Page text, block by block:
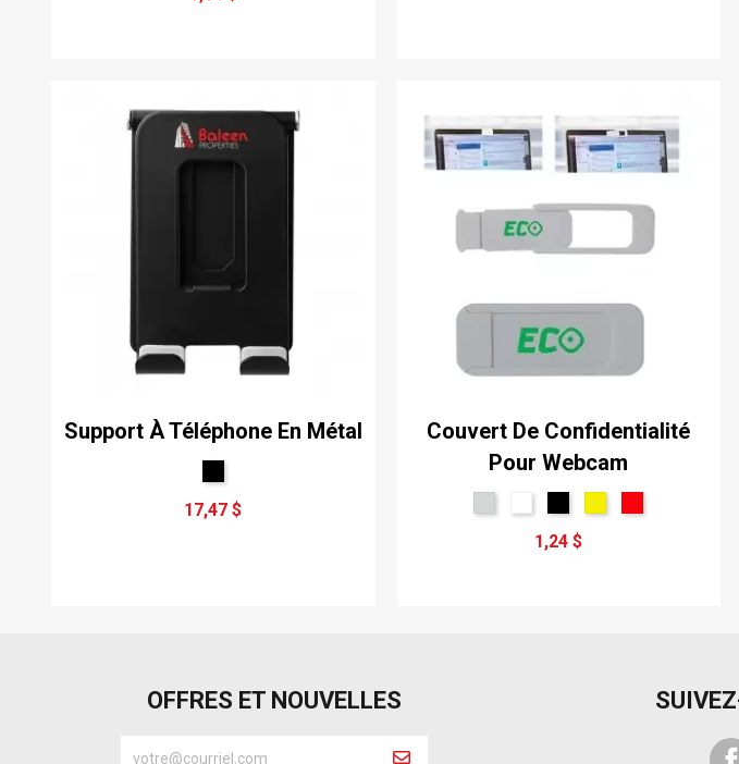
Support À Téléphone En Métal
17,47 $
Couvert De Confidentialité
Pour Webcam
1,24 $
OFFRES ET NOUVELLES